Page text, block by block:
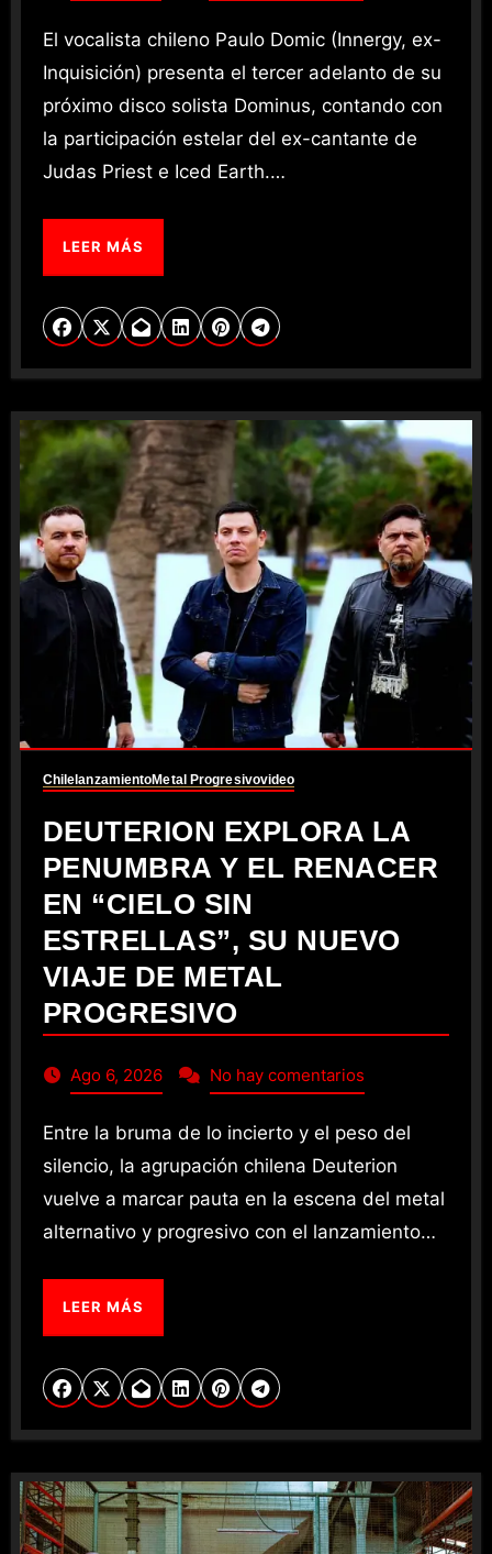
El vocalista chileno Paulo Domic (Innergy, ex-
Inquisición) presenta el tercer adelanto de su
próximo disco solista Dominus, contando con
la participación estelar del ex-cantante de
Judas Priest e Iced Earth.…
LEER MÁS
Chile lanzamientoMetal Progresivovideo
DEUTERION EXPLORA LA
PENUMBRA Y EL RENACER
EN “CIELO SIN
ESTRELLAS”, SU NUEVO
VIAJE DE METAL
PROGRESIVO
Ago 6, 2026 No hay comentarios
Entre la bruma de lo incierto y el peso del
silencio, la agrupación chilena Deuterion
vuelve a marcar pauta en la escena del metal
alternativo y progresivo con el lanzamiento…
LEER MÁS